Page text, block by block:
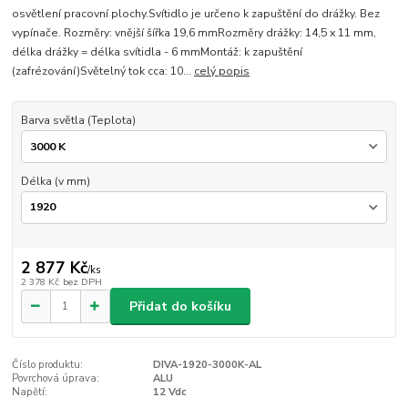
osvětlení pracovní plochy.Svítidlo je určeno k zapuštění do drážky. Bez
vypínače. Rozměry: vnější šířka 19,6 mmRozměry drážky: 14,5 x 11 mm,
délka drážky = délka svítidla - 6 mmMontáž: k zapuštění
(zafrézování)Světelný tok cca: 10... celý popis
Barva světla (Teplota)
Délka (v mm)
2 877 Kč/ks
2 378 Kč bez DPH
Přidat do košíku
Číslo produktu:
DIVA-1920-3000K-AL
Povrchová úprava:
ALU
Napětí:
12 Vdc